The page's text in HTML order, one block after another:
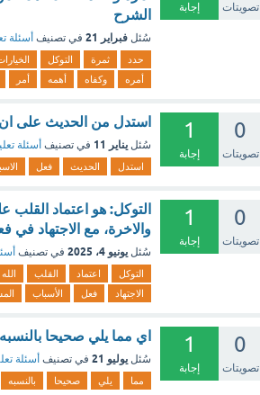
تصويتات إجابة
الشرح
سُئل فبراير 21 في تصنيف أسئلة
حدد ثمرة التوكل
أمره
وكفاه أهمه أمر
0
تصويتات
1
إجابة
استدل من الحديث على ان
سُئل يناير 11 في تصنيف أسئلة
استدل الحديث فعل
0
تصويتات
1
إجابة
التوكل: هو اعتماد
والاخرة، مع الاجتهاد
سُئل يونيو 4، 2025 في تصنيف
التوكل اعتماد القلب الله
الاجتهاد
فعل الأسباب
0
تصويتات
1
إجابة
اي مما يلي صحيحا
سُئل يوليو 21 في تصنيف أسئلة
مما يلي صحيحا بالنسبه